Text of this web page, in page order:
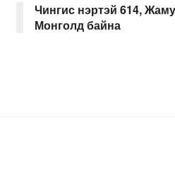
Чингис нэртэй 614,
Монголд байна